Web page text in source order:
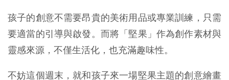
孩子的創意不需要昂貴的美術用品或專業訓練，只需
要適當的引導與啟發。而將「堅果」作為創作素材與
靈感來源，不僅生活化，也充滿趣味性。
不妨這個週末，就和孩子來一場堅果主題的創意繪畫